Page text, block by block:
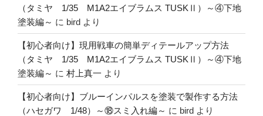
（タミヤ 1/35 M1A2エイブラムス TUSKⅡ）～④下地
塗装編～ に bird より
【初心者向け】現用戦車の簡単ディテールアップ方法
（タミヤ 1/35 M1A2エイブラムス TUSKⅡ）～④下地
塗装編～ に 村上真一 より
【初心者向け】ブルーインパルスを塗装で製作する方法
（ハセガワ 1/48）～⑱スミ入れ編～ に bird より